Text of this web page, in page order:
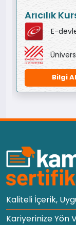
Arıcılık
E-
Bilgi
Kaliteli İçerik,
Kariyerinize Yön